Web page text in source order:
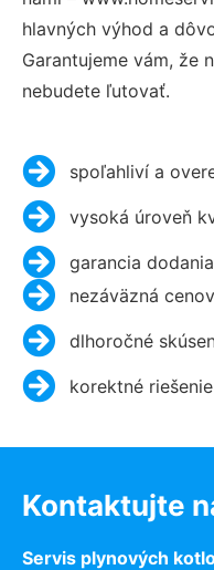
hlavných výhod a
Garantujeme vám, že
nebudete ľutovať.
spoľahliví a
vysoká úroveň
garancia
nezáväzná
dlhoročné
korektné
Kontaktujte
Servis plynových